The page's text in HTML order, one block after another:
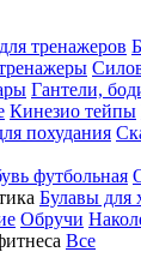
тренажеров
Гантели,
Кинезио тейпы
похудания
футбольная
Булавы для
Обручи
Все